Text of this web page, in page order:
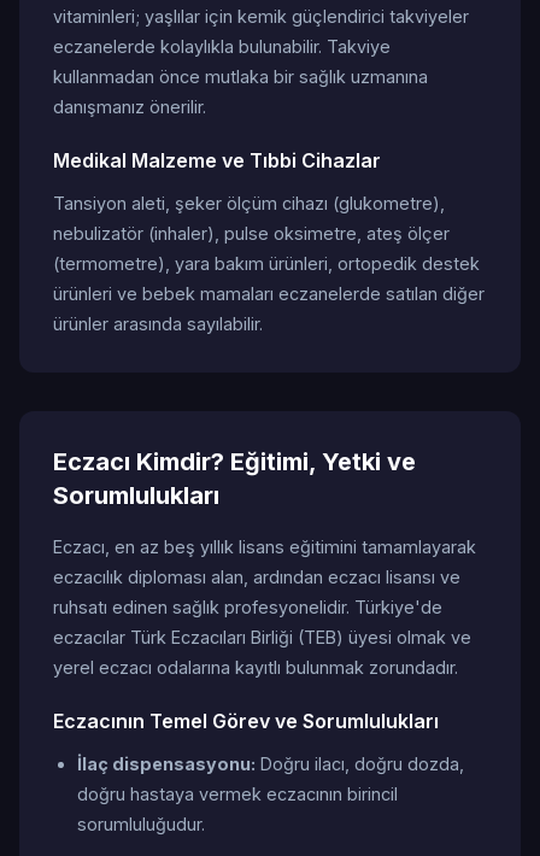
vitaminleri; yaşlılar için kemik güçlendirici takviyeler
eczanelerde kolaylıkla bulunabilir. Takviye
kullanmadan önce mutlaka bir sağlık uzmanına
danışmanız önerilir.
Medikal Malzeme ve Tıbbi Cihazlar
Tansiyon aleti, şeker ölçüm cihazı (glukometre),
nebulizatör (inhaler), pulse oksimetre, ateş ölçer
(termometre), yara bakım ürünleri, ortopedik destek
ürünleri ve bebek mamaları eczanelerde satılan diğer
ürünler arasında sayılabilir.
Eczacı Kimdir? Eğitimi, Yetki ve
Sorumlulukları
Eczacı, en az beş yıllık lisans eğitimini tamamlayarak
eczacılık diploması alan, ardından eczacı lisansı ve
ruhsatı edinen sağlık profesyonelidir. Türkiye'de
eczacılar Türk Eczacıları Birliği (TEB) üyesi olmak ve
yerel eczacı odalarına kayıtlı bulunmak zorundadır.
Eczacının Temel Görev ve Sorumlulukları
İlaç dispensasyonu: Doğru ilacı, doğru dozda,
doğru hastaya vermek eczacının birincil
sorumluluğudur.